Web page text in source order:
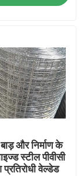
और निर्माण के
स्टील पीवीसी
वेल्डेड